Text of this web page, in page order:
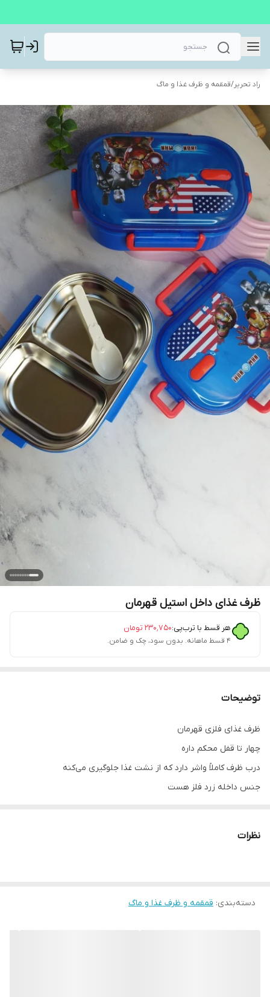
راد تحریر/قمقمه و ظرف غذا و ماگ
ظرف غذای داخل استیل قهرمان
هر قسط با ترب‌پی:۲۳۰٬۷۵۰ تومان
۴ قسط ماهانه. بدون سود، چک و ضامن.
توضیحات
ظرف غذای فلزی قهرمان
چهار تا قفل محکم داره
درب ظرف کاملاً واشر دارد که از نشت غذا جلوگیری می‌کنه
جنس داخله زرد فلز هست
طرح روشم طرح قهرمانه که همه پسرا دوسش دارند
نظرات
دسته‌بندی: قمقمه و ظرف غذا و ماگ